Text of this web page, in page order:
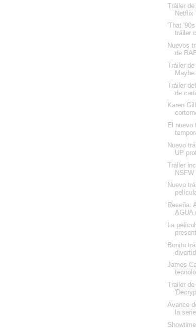
Tráiler
Netflix
'That
tráiler
Nuevos
de
Tráiler
Maybe
Tráiler
de
Karen
El nuevo
Nuevo
UP
Tráiler
NSFW
Nuevo
Reseña:
AGUA
La
Bonito
James
Trailer
Avance
la